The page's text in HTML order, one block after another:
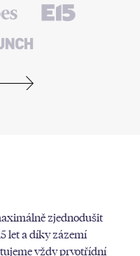
zjednodušit
let a díky zázemí
vždy prvotřídní